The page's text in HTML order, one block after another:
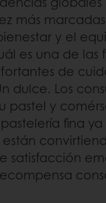
más
y el
es una de las
de
dulce. Los
pastel y
fina
satisfacción